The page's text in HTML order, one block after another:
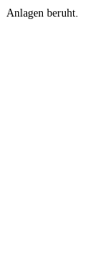
Anlagen beruht.